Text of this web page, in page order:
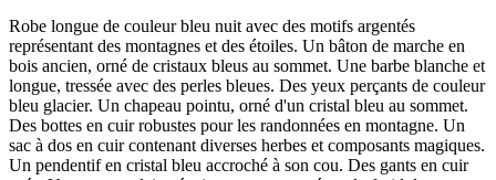
Robe longue de couleur bleu nuit avec des motifs argentés
représentant des montagnes et des étoiles. Un bâton de marche en
bois ancien, orné de cristaux bleus au sommet. Une barbe blanche et
longue, tressée avec des perles bleues. Des yeux perçants de couleur
bleu glacier. Un chapeau pointu, orné d'un cristal bleu au sommet.
Des bottes en cuir robustes pour les randonnées en montagne. Un
sac à dos en cuir contenant diverses herbes et composants magiques.
Un pendentif en cristal bleu accroché à son cou. Des gants en cuir